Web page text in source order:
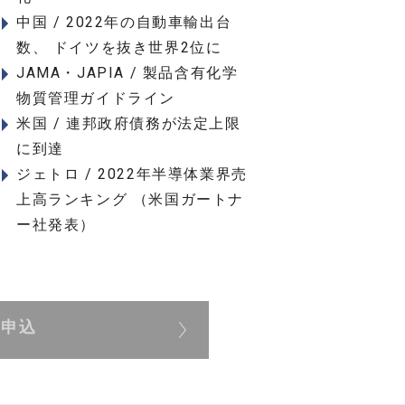
中国 / 2022年の自動車輸出台
数、 ドイツを抜き世界2位に
JAMA・JAPIA / 製品含有化学
物質管理ガイドライン
米国 / 連邦政府債務が法定上限
に到達
ジェトロ / 2022年半導体業界売
上高ランキング （米国ガートナ
ー社発表）
込